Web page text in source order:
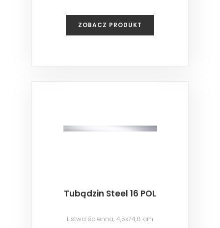
ZOBACZ PRODUKT
Tubądzin Steel 16 POL
Listwa ścienna, 4,5x74,8 cm